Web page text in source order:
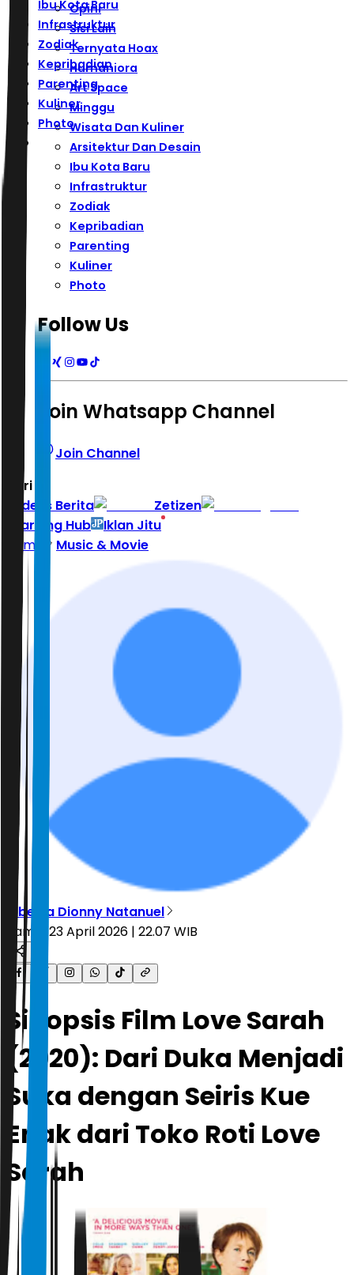
Ibu Kota Baru
Infrastruktur
Zodiak
Kepribadian
Parenting
Kuliner
Photo
Opini
Sisi Lain
Ternyata Hoax
Humaniora
Art Space
Minggu
Wisata Dan Kuliner
Arsitektur Dan Desain
Ibu Kota Baru
Infrastruktur
Zodiak
Kepribadian
Parenting
Kuliner
Photo
Follow Us
Join Whatsapp Channel
Join Channel
Hari ini
Indeks Berita
Zetizen
Learning Hub
Iklan Jitu
Home
Music & Movie
Alberta Dionny Natanuel
Kamis, 23 April 2026 | 22.07 WIB
Sinopsis Film Love Sarah
(2020): Dari Duka Menjadi
Suka dengan Seiris Kue
Enak dari Toko Roti Love
Sarah